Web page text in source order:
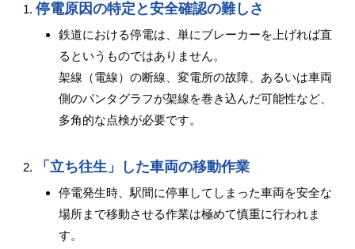
停電原因の特定と安全確認の難しさ
鉄道における停電は、単にブレーカーを上げれば直
るというものではありません。
架線（電線）の断線、変電所の故障、あるいは車両
側のパンタグラフが架線を巻き込んだ可能性など、
多角的な点検が必要です。
「立ち往生」した車両の移動作業
停電発生時、駅間に停車してしまった車両を安全な
場所まで移動させる作業は極めて慎重に行われま
す。